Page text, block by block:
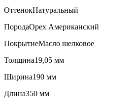
ОттенокНатуральный
ПородаОрех Американский
ПокрытиеМасло шелковое
Толщина19,05 мм
Ширина190 мм
Длина350 мм